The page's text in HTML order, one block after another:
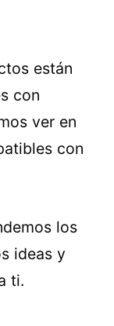
están
con
ver en
con
los
ideas y
ti.